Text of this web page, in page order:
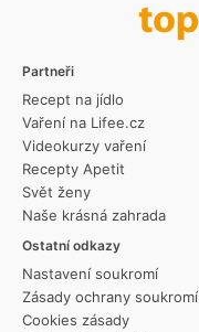
Partneři
Recept na jídlo
Vaření na Lifee.cz
Videokurzy vaření
Recepty Apetit
Svět ženy
Naše krásná zahrada
Ostatní odkazy
Nastavení soukromí
Zásady ochrany soukromí
Cookies zásady